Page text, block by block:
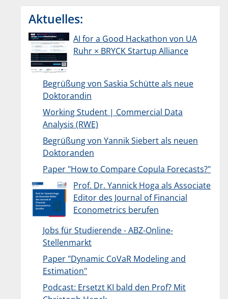
Aktuelles:
AI for a Good Hackathon von UA
Ruhr × BRYCK Startup Alliance
Begrüßung von Saskia Schütte als neue
Doktorandin
Working Student | Commercial Data
Analysis (RWE)
Begrüßung von Yannik Siebert als neuen
Doktoranden
Paper "How to Compare Copula Forecasts?"
Prof. Dr. Yannick Hoga als Associate
Editor des Journal of Financial
Econometrics berufen
Jobs für Studierende - ABZ-Online-
Stellenmarkt
Paper "Dynamic CoVaR Modeling and
Estimation"
Podcast: Ersetzt KI bald den Prof? Mit